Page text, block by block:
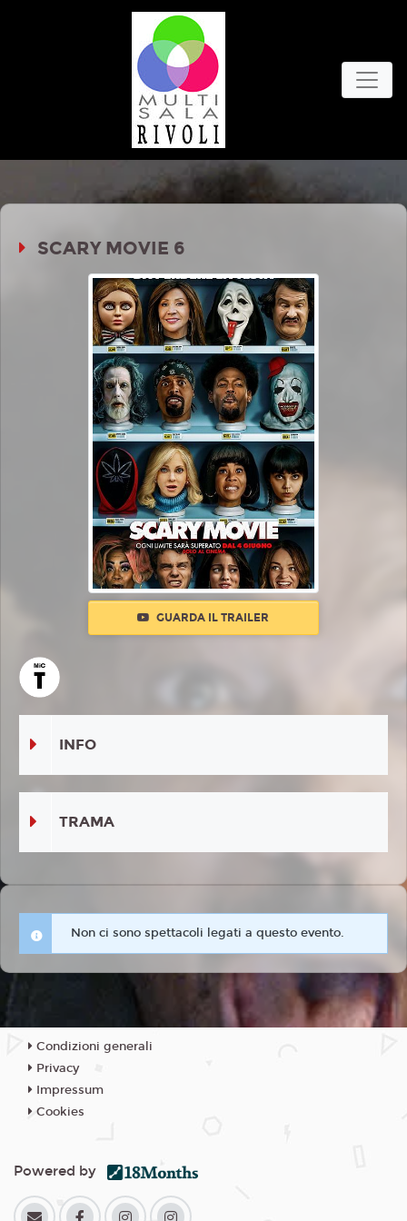
SCARY MOVIE 6
GUARDA IL TRAILER
INFO
TRAMA
Non ci sono spettacoli legati a questo evento.
Condizioni generali
Privacy
Impressum
Cookies
Powered by